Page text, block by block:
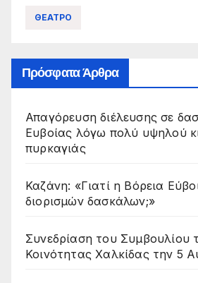
ΘΕΑΤΡΟ
Πρόσφατα Άρθρα
Απαγόρευση διέλευσης σε
Ευβοίας λόγω πολύ υψηλού
πυρκαγιάς
Καζάνη: «Γιατί η Βόρεια
διορισμών δασκάλων;»
Συνεδρίαση του Συμβουλίου
Κοινότητας Χαλκίδας την 5